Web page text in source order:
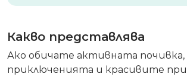
Какво представлява
Ако обичате активната почивка,
приключенията и красивите